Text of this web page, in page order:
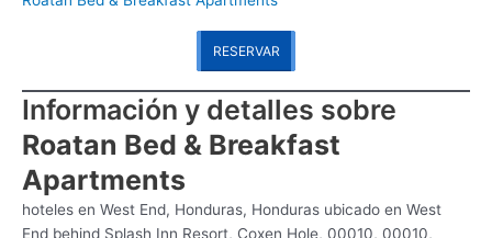
RESERVAR
Información y detalles sobre
Roatan Bed & Breakfast
Apartments
hoteles en West End, Honduras, Honduras ubicado en West
End behind Splash Inn Resort, Coxen Hole, 00010, 00010,